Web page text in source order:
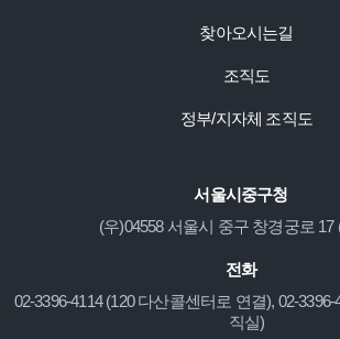
찾아오시는길
조직도
정부/지자체 조직도
서울시중구청
(우)04558 서울시 중구 창경궁로 17
전화
02-3396-4114 (120 다산콜센터로 연결), 02-
직실)